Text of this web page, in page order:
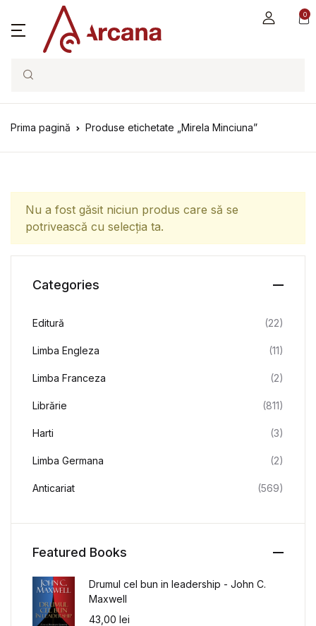
0
Search
Prima pagină Produse etichetate „Mirela Minciuna”
Nu a fost găsit niciun produs care să se
potrivească cu selecția ta.
Categories
Editură (22)
Limba Engleza (11)
Limba Franceza (2)
Librărie (811)
Harti (3)
Limba Germana (2)
Anticariat (569)
Featured Books
Drumul cel bun in leadership - John C.
Maxwell
43,00 lei